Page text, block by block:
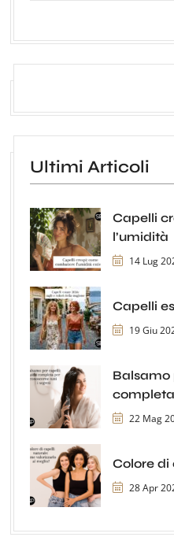
Ultimi Articoli
Capelli
l’umidità
14 Lug
Capelli
19 Giu
Balsamo
completa
22 Mag
Colore
28 Apr